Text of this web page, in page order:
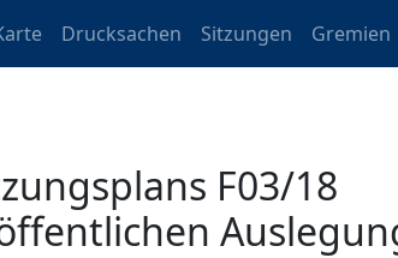
Drucksachen Sitzungen Gremien
F03/18